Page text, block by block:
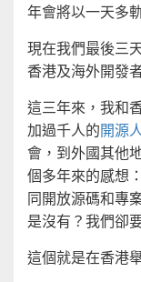
年會將以一天多
現在我們最後三
香港及海外開發
這三年來，我和
加過千人的開源
會，到外國其他
個多年來的感想
同開放源碼和專
是沒有？我們卻
這個就是在香港